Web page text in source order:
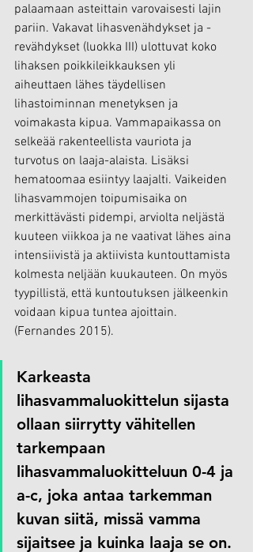
palaamaan asteittain varovaisesti lajin
pariin. Vakavat lihasvenähdykset ja -
revähdykset (luokka III) ulottuvat koko
lihaksen poikkileikkauksen yli
aiheuttaen lähes täydellisen
lihastoiminnan menetyksen ja
voimakasta kipua. Vammapaikassa on
selkeää rakenteellista vauriota ja
turvotus on laaja-alaista. Lisäksi
hematoomaa esiintyy laajalti. Vaikeiden
lihasvammojen toipumisaika on
merkittävästi pidempi, arviolta neljästä
kuuteen viikkoa ja ne vaativat lähes aina
intensiivistä ja aktiivista kuntouttamista
kolmesta neljään kuukauteen. On myös
tyypillistä, että kuntoutuksen jälkeenkin
voidaan kipua tuntea ajoittain.
(Fernandes 2015).
Karkeasta
lihasvammaluokittelun sijasta
ollaan siirrytty vähitellen
tarkempaan
lihasvammaluokitteluun 0-4 ja
a-c, joka antaa tarkemman
kuvan siitä, missä vamma
sijaitsee ja kuinka laaja se on.